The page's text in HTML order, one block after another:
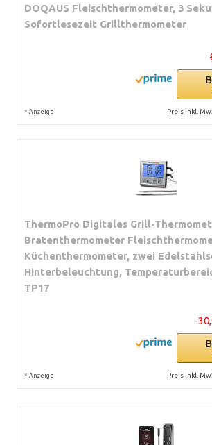
DOQAUS Fleischthermometer, 3
Sofortlesezeit Grillthermometer
* Anzeige Preis inkl.
ThermoPro Digitales Grill-
Bratenthermometer
Küchenthermometer, zwei
Hinterbeleuchtung,
TP17
* Anzeige Preis inkl.